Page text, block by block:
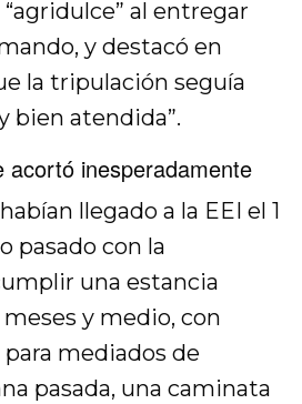
al entregar
y destacó en
la tripulación seguía
bien atendida”.
acortó inesperadamente
llegado a la EEI el 1
pasado con la
una estancia
y medio, con
mediados de
pasada, una caminata